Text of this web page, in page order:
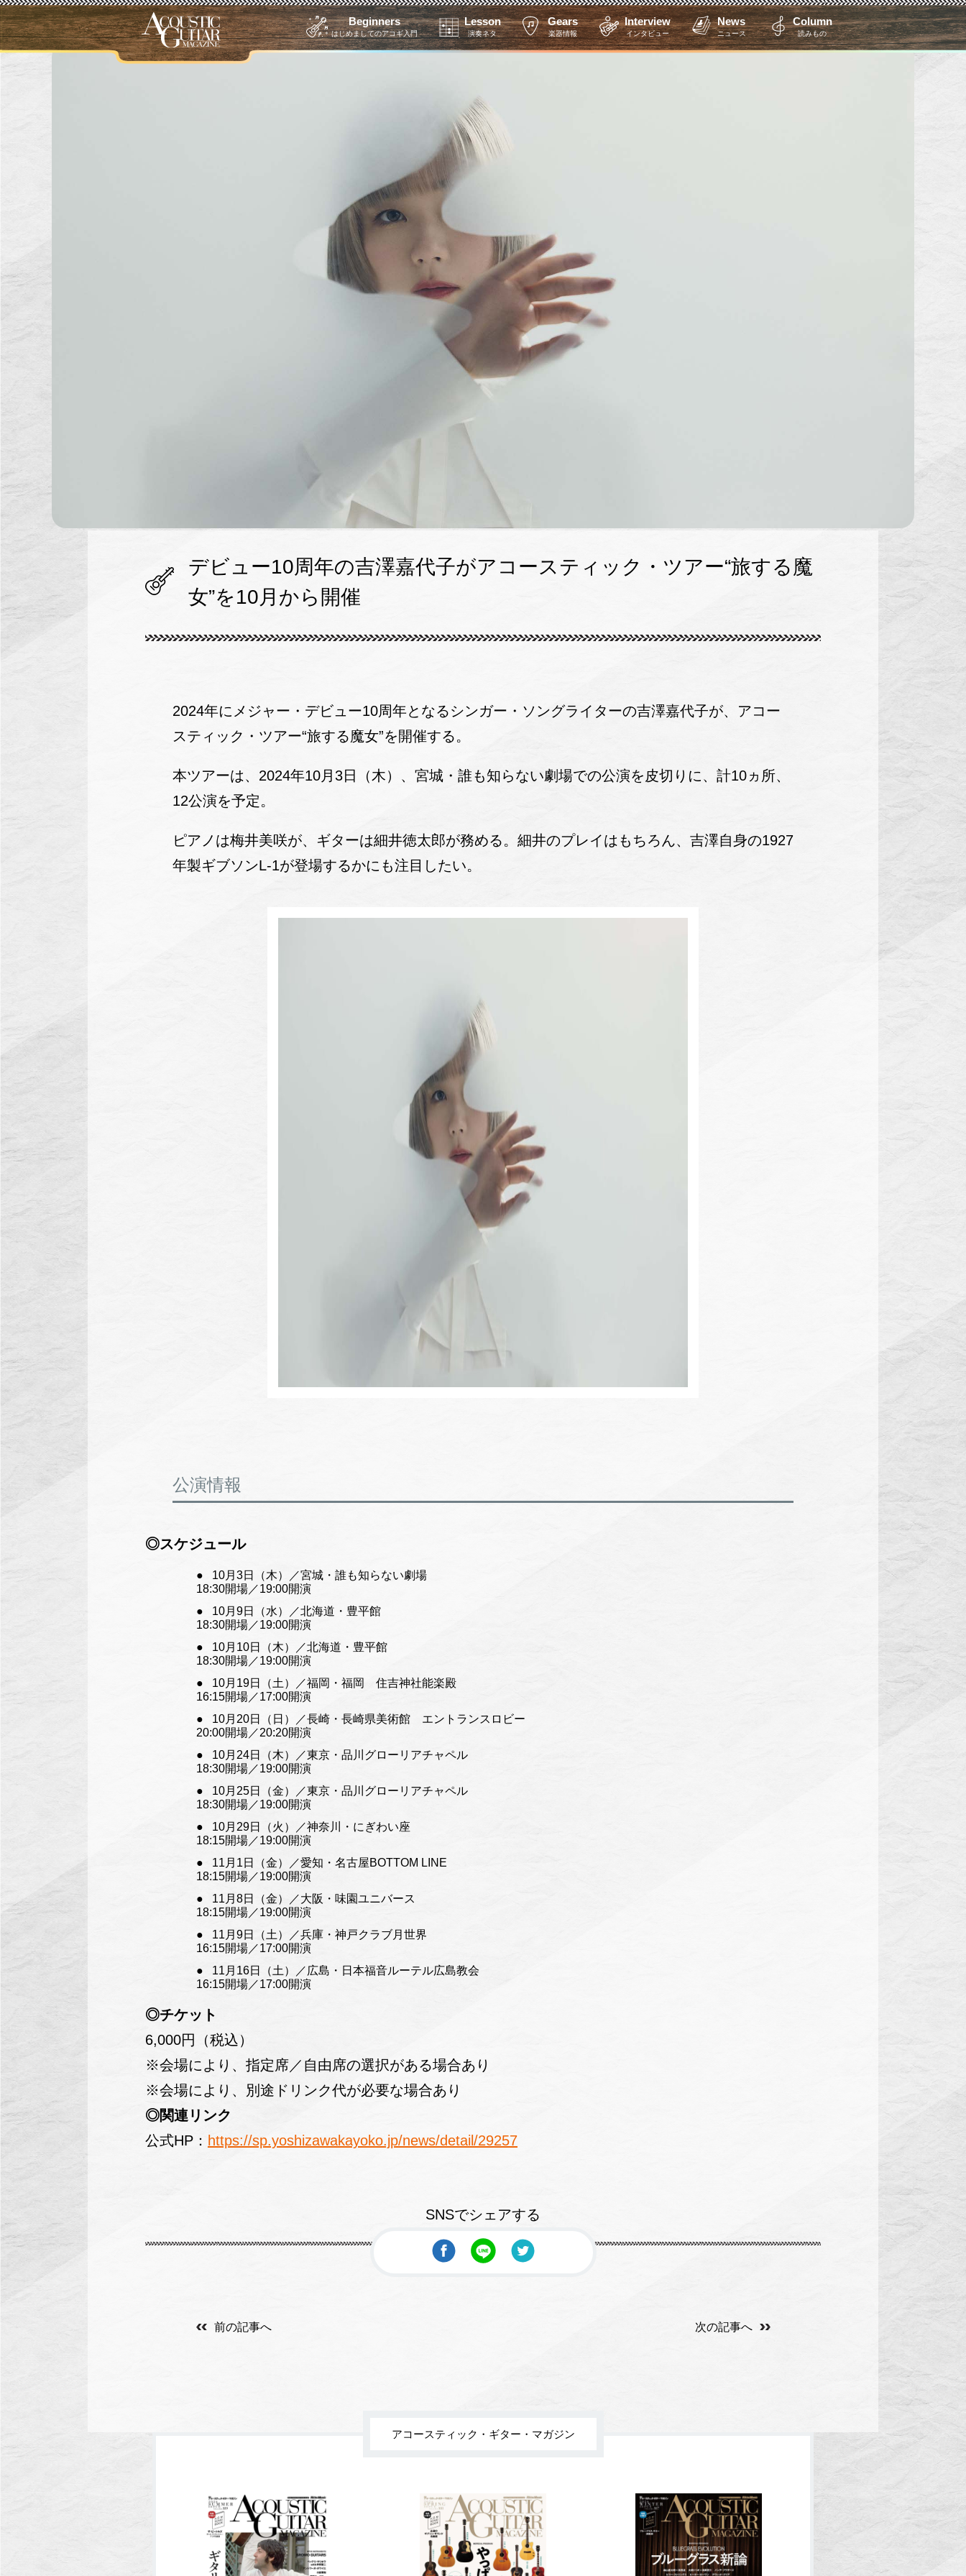
Beginners
はじめましてのアコギ入門
Lesson
演奏ネタ
Gears
楽器情報
Interview
インタビュー
News
ニュース
Column
読みもの
デビュー10周年の吉澤嘉代子がアコースティック・ツアー“旅する魔
女”を10月から開催
2024年にメジャー・デビュー10周年となるシンガー・ソングライターの吉澤嘉代子が、アコー
スティック・ツアー“旅する魔女”を開催する。
本ツアーは、2024年10月3日（木）、宮城・誰も知らない劇場での公演を皮切りに、計10ヵ所、
12公演を予定。
ピアノは梅井美咲が、ギターは細井徳太郎が務める。細井のプレイはもちろん、吉澤自身の1927
年製ギブソンL-1が登場するかにも注目したい。
公演情報
◎スケジュール
10月3日（木）／宮城・誰も知らない劇場
18:30開場／19:00開演
10月9日（水）／北海道・豊平館
18:30開場／19:00開演
10月10日（木）／北海道・豊平館
18:30開場／19:00開演
10月19日（土）／福岡・福岡 住吉神社能楽殿
16:15開場／17:00開演
10月20日（日）／長崎・長崎県美術館 エントランスロビー
20:00開場／20:20開演
10月24日（木）／東京・品川グローリアチャペル
18:30開場／19:00開演
10月25日（金）／東京・品川グローリアチャペル
18:30開場／19:00開演
10月29日（火）／神奈川・にぎわい座
18:15開場／19:00開演
11月1日（金）／愛知・名古屋BOTTOM LINE
18:15開場／19:00開演
11月8日（金）／大阪・味園ユニバース
18:15開場／19:00開演
11月9日（土）／兵庫・神戸クラブ月世界
16:15開場／17:00開演
11月16日（土）／広島・日本福音ルーテル広島教会
16:15開場／17:00開演
◎チケット
6,000円（税込）
※会場により、指定席／自由席の選択がある場合あり
※会場により、別途ドリンク代が必要な場合あり
◎関連リンク
公式HP： https://sp.yoshizawakayoko.jp/news/detail/29257
SNSでシェアする
前の記事へ 次の記事へ
アコースティック・ギター・マガジン